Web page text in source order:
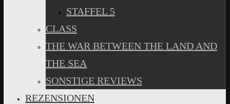
STAFFEL 5
CLASS
THE WAR BETWEEN THE LAND AND
THE SEA
SONSTIGE REVIEWS
REZENSIONEN